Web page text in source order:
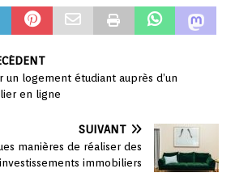
un logement étudiant auprès d’un
en ligne
SUIVANT
manières de réaliser des
investissements immobiliers